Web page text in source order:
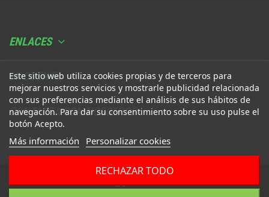
ENLACES
MI CUENTA
CONTACTA CON NOSOTROS
Este sitio web utiliza cookies propias y de terceros para
mejorar nuestros servicios y mostrarle publicidad relacionada
con sus preferencias mediante el análisis de sus hábitos de
navegación. Para dar su consentimiento sobre su uso pulse el
botón Acepto.
Más información Personalizar cookies
RECHAZAR TODO